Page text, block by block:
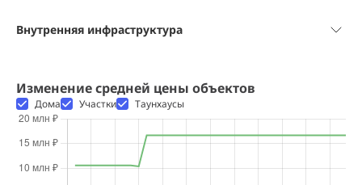
Внутренняя инфраструктура
Изменение средней цены объектов
Дома Участки Таунхаусы